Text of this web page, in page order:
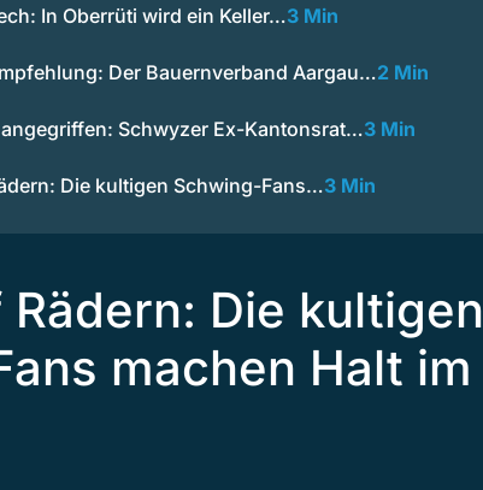
In Oberrüti wird ein Keller…3 Min
Der Bauernverband Aargau…2 Min
Schwyzer Ex-Kantonsrat…3 Min
Die kultigen Schwing-Fans…3 Min
Die kultigen
machen Halt im